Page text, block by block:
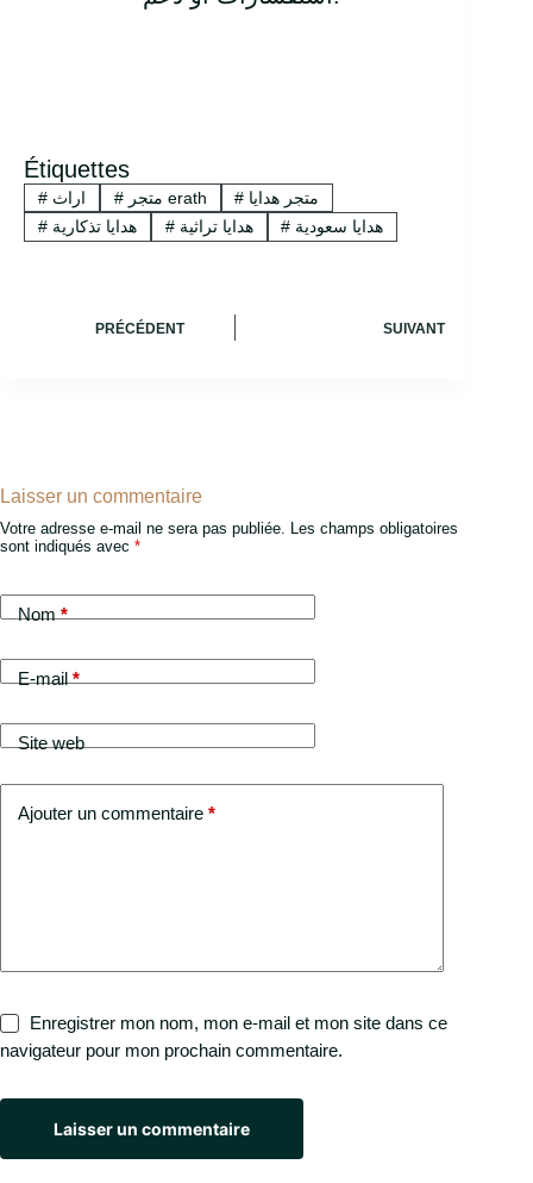
Étiquettes
# اراث # متجر erath # متجر هدايا
# هدايا تذكارية # هدايا تراثية # هدايا سعودية
PRÉCÉDENT SUIVANT
Laisser un commentaire
Votre adresse e-mail ne sera pas publiée. Les champs obligatoires
sont indiqués avec *
Nom*
E-mail*
Site web
Ajouter un commentaire *
Enregistrer mon nom, mon e-mail et mon site dans ce
navigateur pour mon prochain commentaire.
Laisser un commentaire